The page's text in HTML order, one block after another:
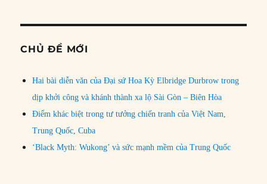
CHỦ ĐỀ MỚI
Hai bài diễn văn của Đại sứ Hoa Kỳ Elbridge Durbrow trong
dịp khởi công và khánh thành xa lộ Sài Gòn – Biên Hòa
Điểm khác biệt trong tư tưởng chiến tranh của Việt Nam,
Trung Quốc, Cuba
‘Black Myth: Wukong’ và sức mạnh mềm của Trung Quốc